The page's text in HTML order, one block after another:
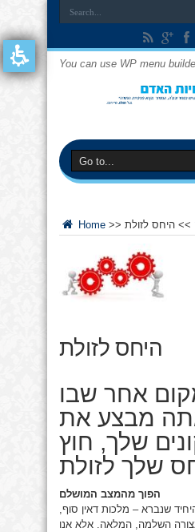
You can use WP menu
Home >> >> היחס לזולת
היחס לזולת
אחר שבו
מבצע את
שלך, חוץ
הפוך מהמצב המושלם
שנברא – מלכות דאין סוף,
השלמה, המלאה. אלא אנו